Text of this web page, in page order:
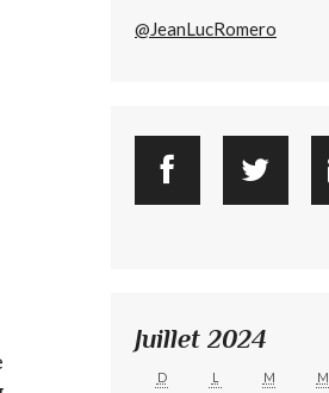
@JeanLucRomero
Juillet 2024
D L M M